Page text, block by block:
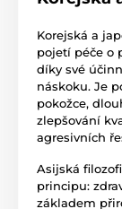
Korejská a
pojetí péče o
díky své
náskoku. Je
pokožce,
zlepšování
agresivních
Asijská
principu:
základem